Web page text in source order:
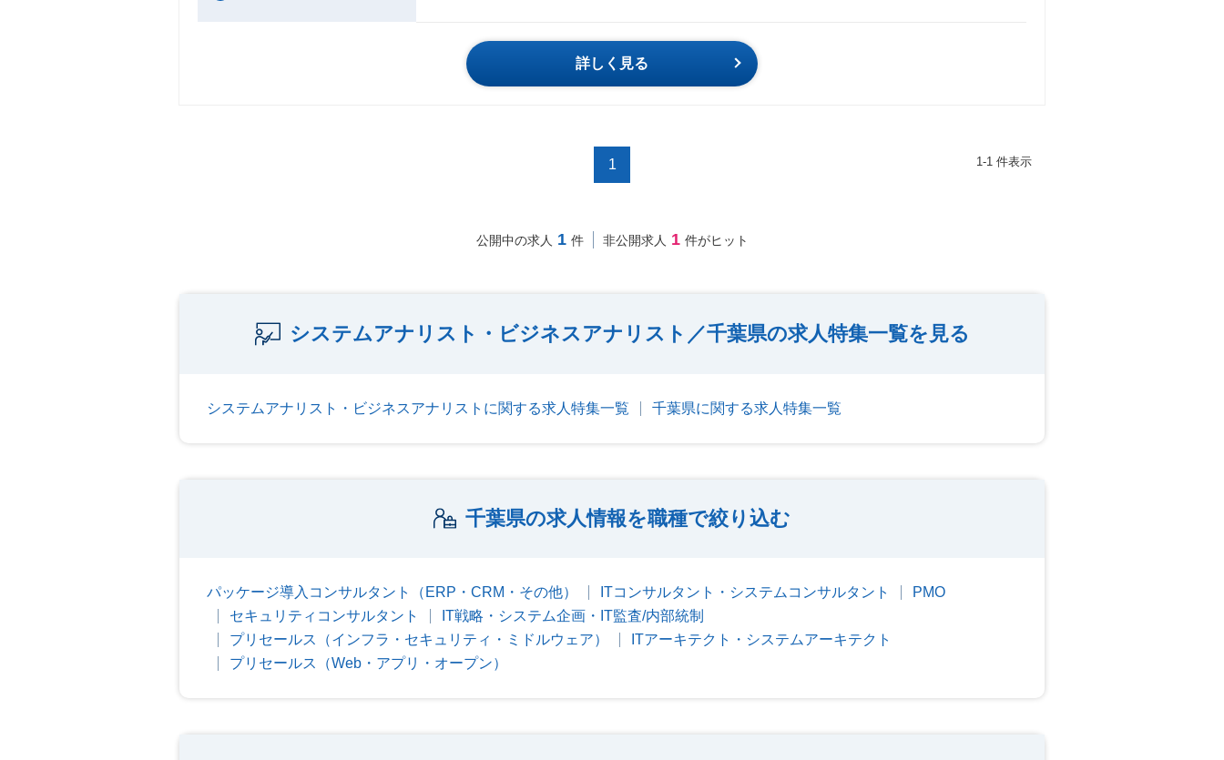
詳しく見る
1 1-1 件表示
公開中の求人 1 件 非公開求人 1 件がヒット
システムアナリスト・ビジネスアナリスト／千葉県の求人特集一覧を見る
システムアナリスト・ビジネスアナリストに関する求人特集一覧 千葉県に関する求人特集一覧
千葉県の求人情報を職種で絞り込む
パッケージ導入コンサルタント（ERP・CRM・その他） ITコンサルタント・システムコンサルタント
PMO
セキュリティコンサルタント
IT戦略・システム企画・IT監査/内部統制
プリセールス（インフラ・セキュリティ・ミドルウェア）
ITアーキテクト・システムアーキテクト
プリセールス（Web・アプリ・オープン）